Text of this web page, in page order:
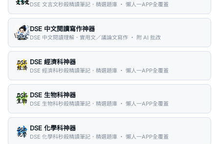
DSE 文言文秒殺精讀筆記．精選題庫 ・ 懶人一APP全覆蓋
DSE 中文閱讀寫作神器
DSE 中文閱讀理解．實用文／議論文寫作 ・ 附 AI 批改
DSE 經濟科神器
DSE 經濟科秒殺精讀筆記．精選題庫 ・ 懶人一APP全覆蓋
DSE 生物科神器
DSE 生物科秒殺精讀筆記．精選題庫 ・ 懶人一APP全覆蓋
DSE 化學科神器
DSE 化學科秒殺精讀筆記．精選題庫 ・ 懶人一APP全覆蓋